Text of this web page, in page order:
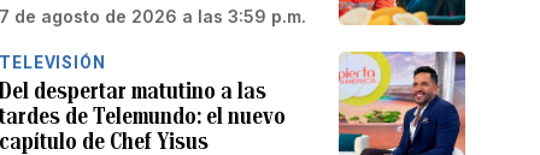
7 de agosto de 2026 a las 3:59 p.m.
TELEVISIÓN
Del despertar matutino a las
tardes de Telemundo: el nuevo
capítulo de Chef Yisus